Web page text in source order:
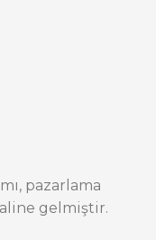
pazarlama
gelmiştir.